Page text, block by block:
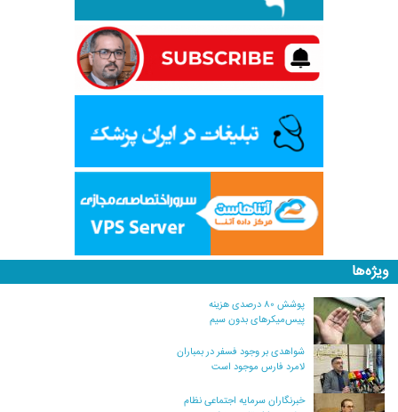
ویژه‌ها
پوشش ۸۰ درصدی هزینه
پیس‌میکرهای بدون سیم
شواهدی بر وجود فسفر در بمباران
لامرد فارس موجود است
خبرنگاران سرمایه اجتماعی نظام